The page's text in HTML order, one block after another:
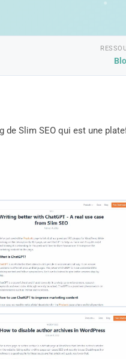
Slim SEO qui est une